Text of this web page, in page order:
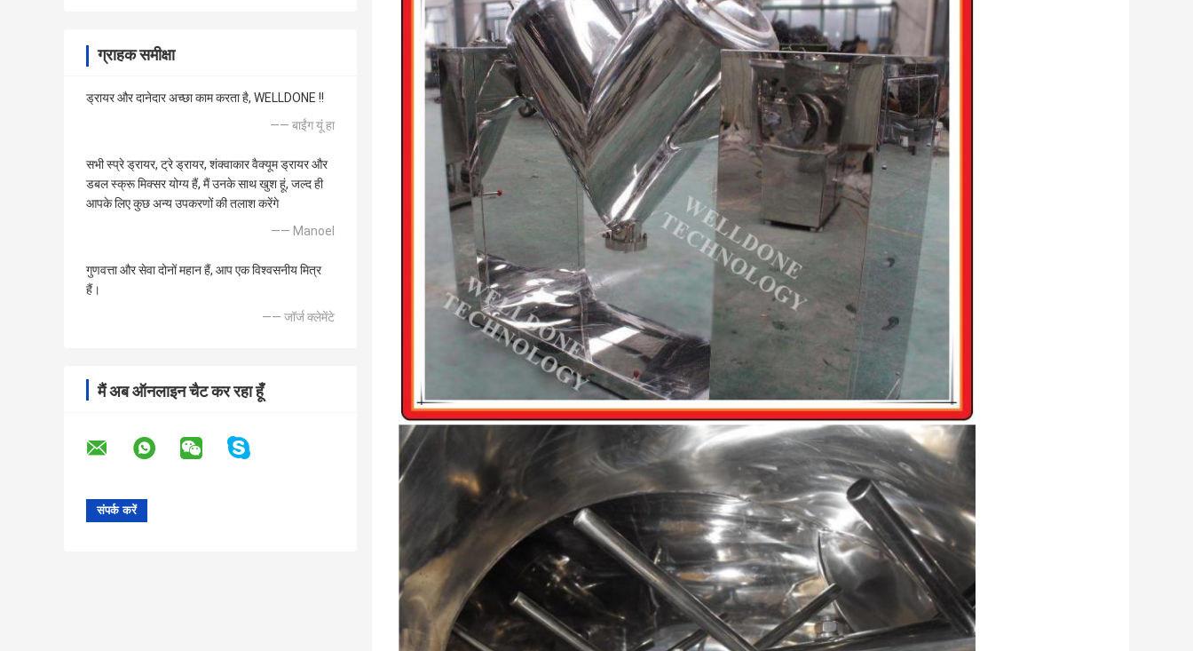
ग्राहक समीक्षा
ड्रायर और दानेदार अच्छा काम करता है, WELLDONE !!
—— बाईंग यूं हा
सभी स्प्रे ड्रायर, ट्रे ड्रायर, शंक्वाकार वैक्यूम ड्रायर और
डबल स्क्रू मिक्सर योग्य हैं, मैं उनके साथ खुश हूं, जल्द ही
आपके लिए कुछ अन्य उपकरणों की तलाश करेंगे
—— Manoel
गुणवत्ता और सेवा दोनों महान हैं, आप एक विश्वसनीय मित्र
हैं।
—— जॉर्ज क्लेमेंटे
मैं अब ऑनलाइन चैट कर रहा हूँ